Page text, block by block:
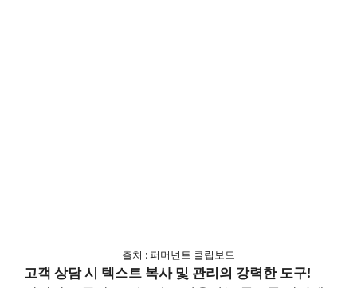
출처 : 퍼머넌트 클립보드
고객 상담 시 텍스트 복사 및 관리의 강력한 도구!